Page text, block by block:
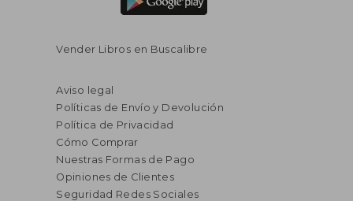
Vender Libros en Buscalibre
Aviso legal
Políticas de Envío y Devolución
Política de Privacidad
Cómo Comprar
Nuestras Formas de Pago
Opiniones de Clientes
Seguridad Redes Sociales